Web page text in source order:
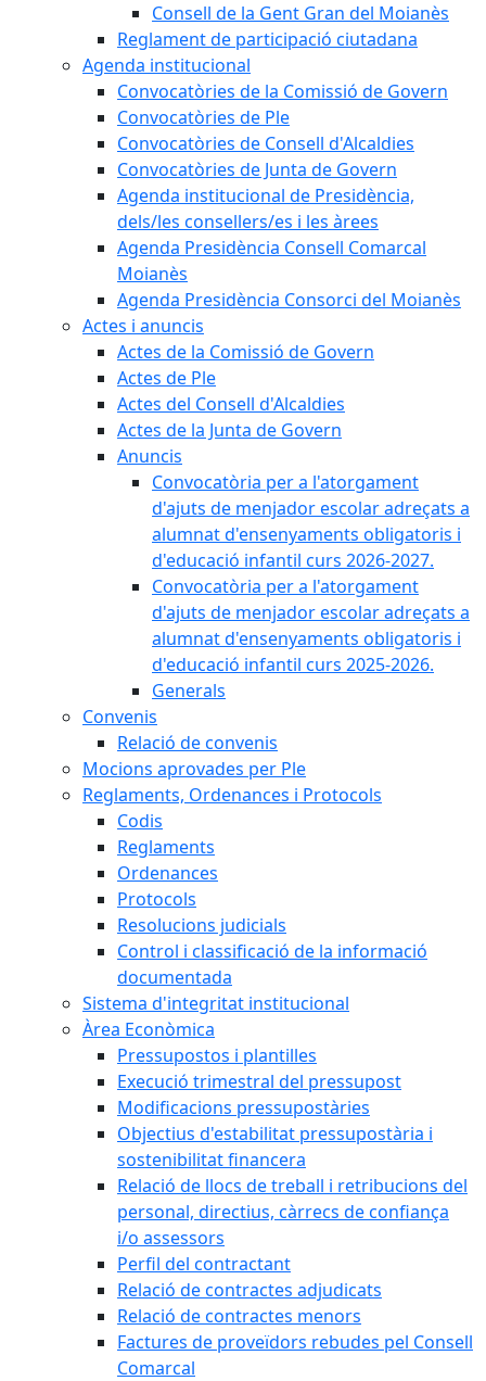
Consell de la Gent Gran del Moianès
Reglament de participació ciutadana
Agenda institucional
Convocatòries de la Comissió de Govern
Convocatòries de Ple
Convocatòries de Consell d'Alcaldies
Convocatòries de Junta de Govern
Agenda institucional de Presidència,
dels/les consellers/es i les àrees
Agenda Presidència Consell Comarcal
Moianès
Agenda Presidència Consorci del Moianès
Actes i anuncis
Actes de la Comissió de Govern
Actes de Ple
Actes del Consell d'Alcaldies
Actes de la Junta de Govern
Anuncis
Convocatòria per a l'atorgament
d'ajuts de menjador escolar adreçats a
alumnat d'ensenyaments obligatoris i
d'educació infantil curs 2026-2027.
Convocatòria per a l'atorgament
d'ajuts de menjador escolar adreçats a
alumnat d'ensenyaments obligatoris i
d'educació infantil curs 2025-2026.
Generals
Convenis
Relació de convenis
Mocions aprovades per Ple
Reglaments, Ordenances i Protocols
Codis
Reglaments
Ordenances
Protocols
Resolucions judicials
Control i classificació de la informació
documentada
Sistema d'integritat institucional
Àrea Econòmica
Pressupostos i plantilles
Execució trimestral del pressupost
Modificacions pressupostàries
Objectius d'estabilitat pressupostària i
sostenibilitat financera
Relació de llocs de treball i retribucions del
personal, directius, càrrecs de confiança
i/o assessors
Perfil del contractant
Relació de contractes adjudicats
Relació de contractes menors
Factures de proveïdors rebudes pel Consell
Comarcal